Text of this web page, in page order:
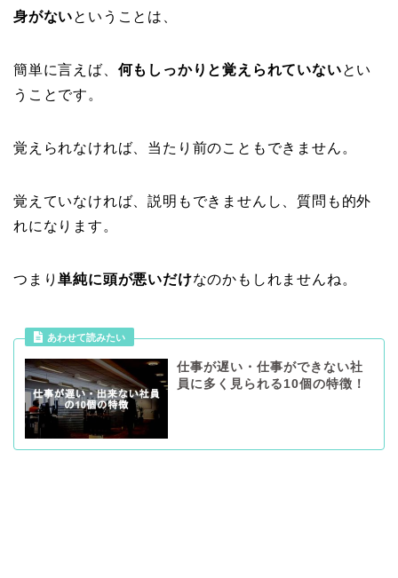
身がないということは、
簡単に言えば、 何もしっかりと覚えられていないとい
うことです。
覚えられなければ、当たり前のこともできません。
覚えていなければ、説明もできませんし、質問も的外
れになります。
つまり単純に頭が悪いだけなのかもしれませんね。
あわせて読みたい
仕事が遅い・仕事ができない社
員に多く見られる10個の特徴！